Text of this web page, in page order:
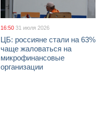
16:50 31 июля 2026
ЦБ: россияне стали на 63%
чаще жаловаться на
микрофинансовые
организации